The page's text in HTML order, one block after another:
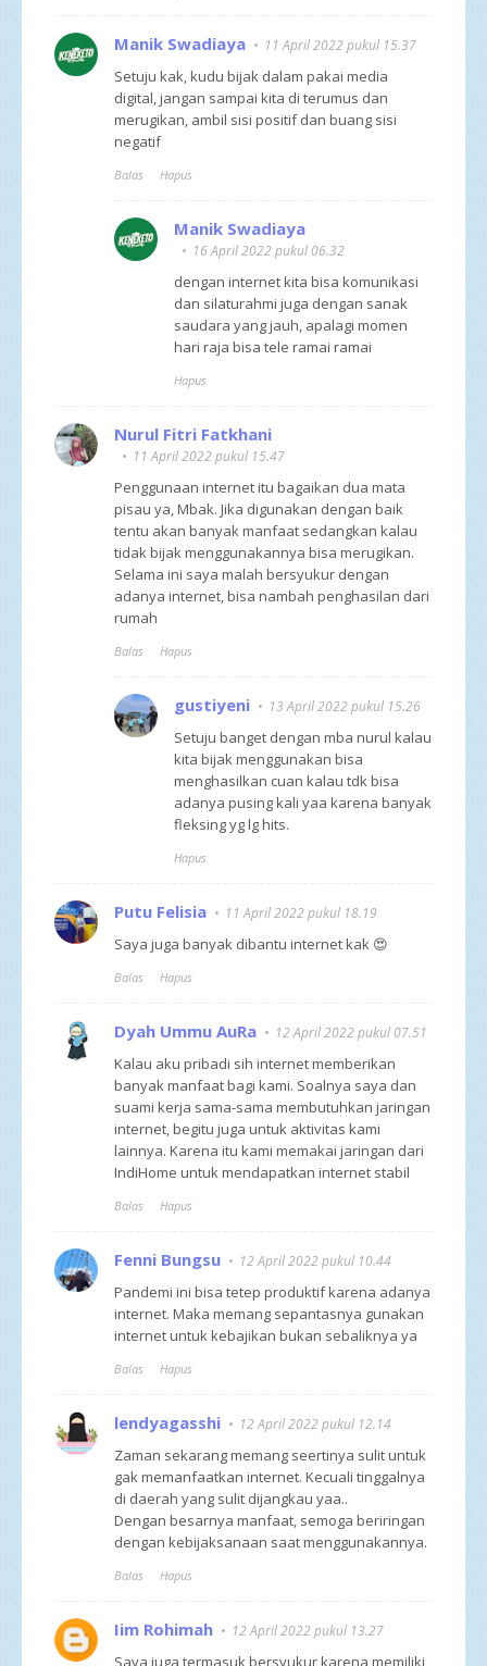
Manik Swadiaya 11 April 2022 pukul 15.37
Setuju kak, kudu bijak dalam pakai media
digital, jangan sampai kita di terumus dan
merugikan, ambil sisi positif dan buang sisi
negatif
Balas Hapus
Manik Swadiaya
16 April 2022 pukul 06.32
dengan internet kita bisa komunikasi
dan silaturahmi juga dengan sanak
saudara yang jauh, apalagi momen
hari raja bisa tele ramai ramai
Hapus
Nurul Fitri Fatkhani
11 April 2022 pukul 15.47
Penggunaan internet itu bagaikan dua mata
pisau ya, Mbak. Jika digunakan dengan baik
tentu akan banyak manfaat sedangkan kalau
tidak bijak menggunakannya bisa merugikan.
Selama ini saya malah bersyukur dengan
adanya internet, bisa nambah penghasilan dari
rumah
Balas Hapus
gustiyeni 13 April 2022 pukul 15.26
Setuju banget dengan mba nurul kalau
kita bijak menggunakan bisa
menghasilkan cuan kalau tdk bisa
adanya pusing kali yaa karena banyak
fleksing yg lg hits.
Hapus
Putu Felisia 11 April 2022 pukul 18.19
Saya juga banyak dibantu internet kak 😍
Balas Hapus
Dyah Ummu AuRa 12 April 2022 pukul 07.51
Kalau aku pribadi sih internet memberikan
banyak manfaat bagi kami. Soalnya saya dan
suami kerja sama-sama membutuhkan jaringan
internet, begitu juga untuk aktivitas kami
lainnya. Karena itu kami memakai jaringan dari
IndiHome untuk mendapatkan internet stabil
Balas Hapus
Fenni Bungsu 12 April 2022 pukul 10.44
Pandemi ini bisa tetep produktif karena adanya
internet. Maka memang sepantasnya gunakan
internet untuk kebajikan bukan sebaliknya ya
Balas Hapus
lendyagasshi 12 April 2022 pukul 12.14
Zaman sekarang memang seertinya sulit untuk
gak memanfaatkan internet. Kecuali tinggalnya
di daerah yang sulit dijangkau yaa..
Dengan besarnya manfaat, semoga beriringan
dengan kebijaksanaan saat menggunakannya.
Balas Hapus
Iim Rohimah 12 April 2022 pukul 13.27
Saya juga termasuk bersyukur karena memiliki